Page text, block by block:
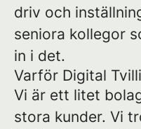
driv och
seniora kollegor
in i det.
Varför Digital
Vi är ett litet
stora kunder. Vi